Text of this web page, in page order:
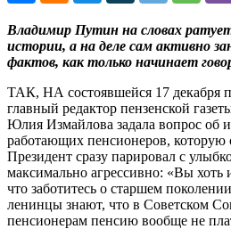
Владимир Путин на словах
истории, а на деле сам активно
фактов, как только начинает
ТАК, НА состоявшейся 17 декабря
главный редактор пензенской
Юлия Измайлова задала вопрос об
работающих пенсионеров, которую
Президент сразу парировал с
максимально агрессивно: «Вы хоть
что заботитесь о старшем
ленинцы знают, что в Советском
пенсионерам пенсию вообще не